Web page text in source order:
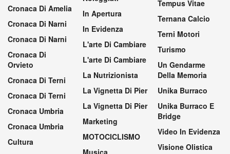
Cronaca Di Amelia
Cronaca Di Narni
Cronaca Di Narni
Cronaca Di
Orvieto
Cronaca Di Terni
Cronaca Di Terni
Cronaca Umbria
Cronaca Umbria
Cultura
In Apertura
In Evidenza
L'arte Di Cambiare
L'arte Di Cambiare
La Nutrizionista
La Vignetta Di Pier
La Vignetta Di Pier
Marketing
MOTOCICLISMO
Musica
Tempus Vitae
Ternana Calcio
Terni Motori
Turismo
Un Gendarme
Della Memoria
Unika Burraco
Unika Burraco E
Bridge
Video In Evidenza
Visione Olistica